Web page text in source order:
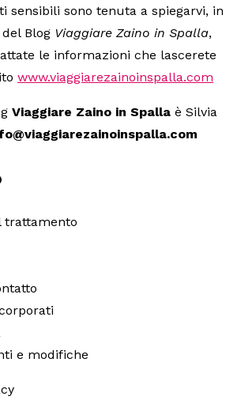
sensibili sono tenuta a spiegarvi, in
Blog Viaggiare Zaino in Spalla,
le informazioni che lascerete
www.viaggiarezainoinspalla.com
Viaggiare Zaino in Spalla è Silvia
trattamento
e modifiche